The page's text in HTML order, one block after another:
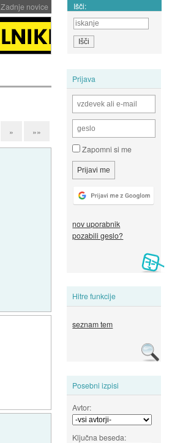
Zadnje novice Išči:
Prijava
Zapomni si me
nov uporabnik
pozabili geslo?
Hitre funkcije
seznam tem
Posebni izpisi
Avtor:
Ključna beseda:
» »»